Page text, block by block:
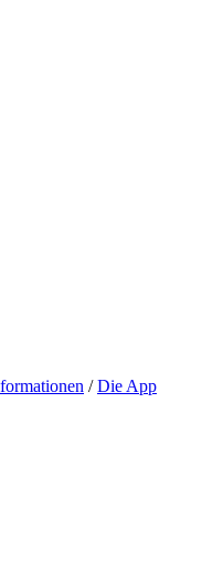
/Die App